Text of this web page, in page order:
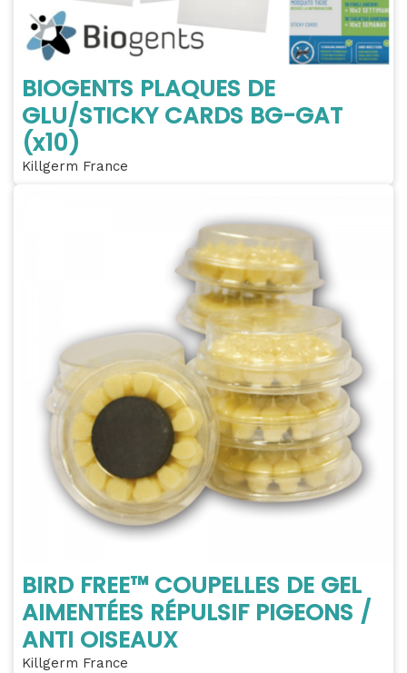
BIOGENTS PLAQUES DE
GLU/STICKY CARDS BG-GAT
(x10)
Killgerm France
BIRD FREE™ COUPELLES DE GEL
AIMENTÉES RÉPULSIF PIGEONS /
ANTI OISEAUX
Killgerm France